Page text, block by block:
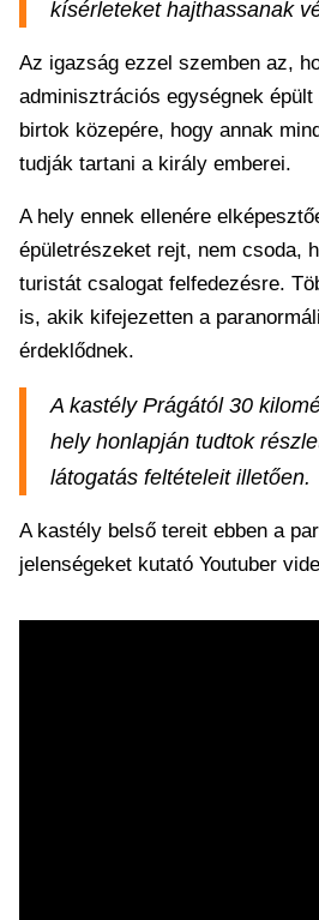
kísérleteket hajthassanak
Az igazság ezzel szemben az,
adminisztrációs egységnek
birtok közepére, hogy annak
tudják tartani a király emberei.
A hely ennek ellenére
épületrészeket rejt, nem csoda,
turistát csalogat felfedezésre.
is, akik kifejezetten a
érdeklődnek.
A kastély Prágától 30
hely honlapján tudtok
látogatás feltételeit illetően.
A kastély belső tereit ebben a
jelenségeket kutató Youtuber